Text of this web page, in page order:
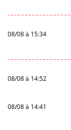
08/08 à 15:34
08/08 à 14:52
08/08 à 14:41